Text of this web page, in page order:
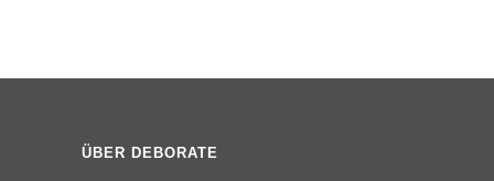
ÜBER DEBORATE